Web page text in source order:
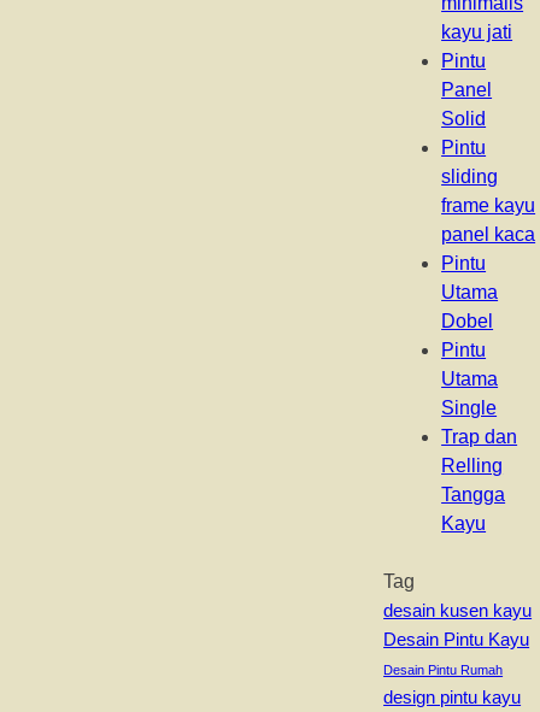
kayu jati
Pintu
Panel
Solid
Pintu
sliding
frame kayu
panel kaca
Pintu
Utama
Dobel
Pintu
Utama
Single
Trap dan
Relling
Tangga
Kayu
Tag
desain kusen kayu
Desain Pintu Kayu
Desain Pintu Rumah
design pintu kayu